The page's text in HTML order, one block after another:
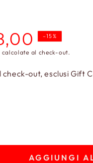
–15%
calcolate al check-out.
out, esclusi Gift
AGGIUNGI